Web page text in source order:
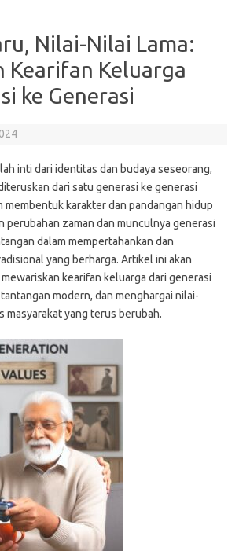
Nilai-Nilai Lama:
Kearifan Keluarga
ke Generasi
inti dari identitas dan budaya seseorang,
dari satu generasi ke generasi
membentuk karakter dan pandangan hidup
perubahan zaman dan munculnya generasi
dalam mempertahankan dan
yang berharga. Artikel ini akan
kearifan keluarga dari generasi
modern, dan menghargai nilai-
masyarakat yang terus berubah.